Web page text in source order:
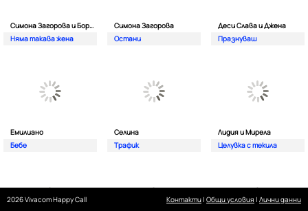
Симона Загорова и Борис Солтарийски
Няма такава жена
Симона Загорова
Остани
Деси Слава и Джена
Празнуваш
Емилиано
Бебе
Селина
Трафик
Лидия и Мирела
Целувка с текила
2026 Vivacom Happy Call Контакти| Общи условия | Лични данни